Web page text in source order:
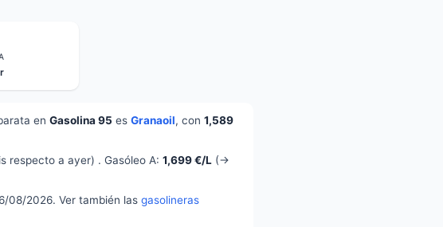
en Gasolina 95 es Granaoil, con 1,589
respecto a ayer) . Gasóleo A: 1,699 €/L (→
08/2026. Ver también las gasolineras